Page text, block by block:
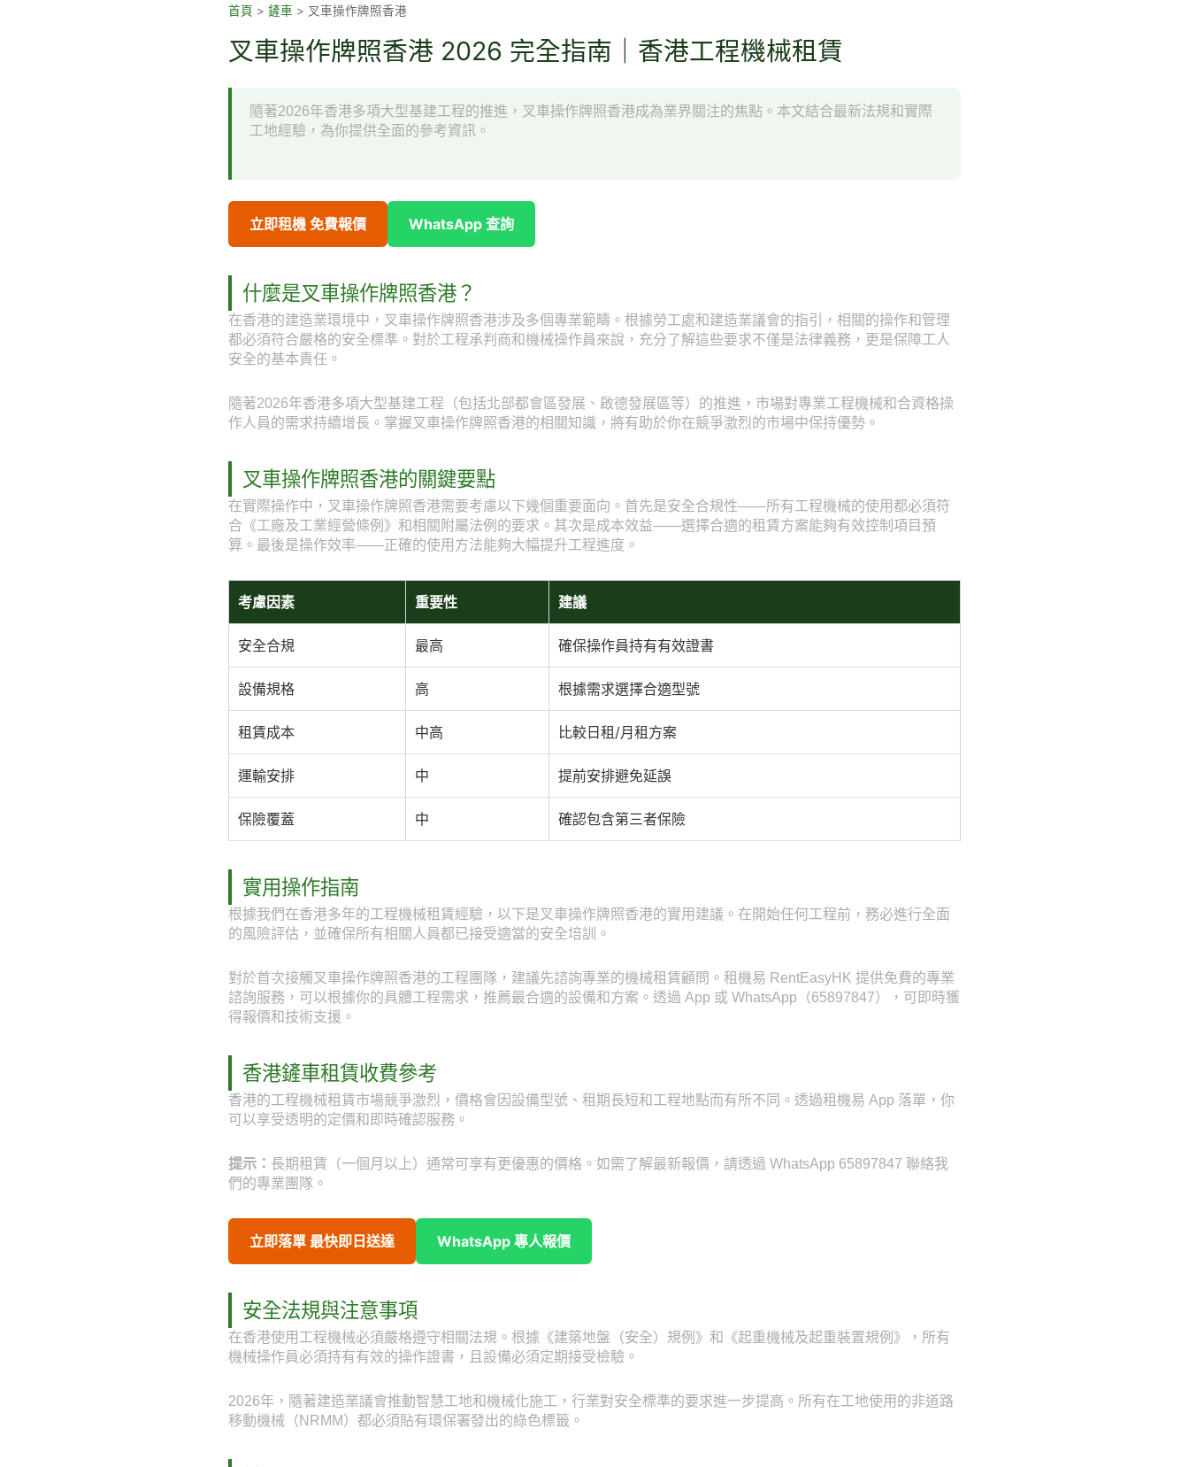
首頁 > 鏟車 > 叉車操作牌照香港
叉車操作牌照香港 2026 完全指南｜香港工程機械租賃
隨著2026年香港多項大型基建工程的推進，叉車操作牌照香港成為業界關注的焦點。本文結合最新法規和實際
工地經驗，為你提供全面的參考資訊。
立即租機 免費報價 WhatsApp 查詢
什麼是叉車操作牌照香港？
在香港的建造業環境中，叉車操作牌照香港涉及多個專業範疇。根據勞工處和建造業議會的指引，相關的操作和管理
都必須符合嚴格的安全標準。對於工程承判商和機械操作員來說，充分了解這些要求不僅是法律義務，更是保障工人
安全的基本責任。
隨著2026年香港多項大型基建工程（包括北部都會區發展、啟德發展區等）的推進，市場對專業工程機械和合資格操
作人員的需求持續增長。掌握叉車操作牌照香港的相關知識，將有助於你在競爭激烈的市場中保持優勢。
叉車操作牌照香港的關鍵要點
在實際操作中，叉車操作牌照香港需要考慮以下幾個重要面向。首先是安全合規性——所有工程機械的使用都必須符
合《工廠及工業經營條例》和相關附屬法例的要求。其次是成本效益——選擇合適的租賃方案能夠有效控制項目預
算。最後是操作效率——正確的使用方法能夠大幅提升工程進度。
考慮因素 重要性 建議
安全合規 最高 確保操作員持有有效證書
設備規格 高 根據需求選擇合適型號
租賃成本 中高 比較日租/月租方案
運輸安排 中 提前安排避免延誤
保險覆蓋 中 確認包含第三者保險
實用操作指南
根據我們在香港多年的工程機械租賃經驗，以下是叉車操作牌照香港的實用建議。在開始任何工程前，務必進行全面
的風險評估，並確保所有相關人員都已接受適當的安全培訓。
對於首次接觸叉車操作牌照香港的工程團隊，建議先諮詢專業的機械租賃顧問。租機易 RentEasyHK 提供免費的專業
諮詢服務，可以根據你的具體工程需求，推薦最合適的設備和方案。透過 App 或 WhatsApp（65897847），可即時獲
得報價和技術支援。
香港鏟車租賃收費參考
香港的工程機械租賃市場競爭激烈，價格會因設備型號、租期長短和工程地點而有所不同。透過租機易 App 落單，你
可以享受透明的定價和即時確認服務。
提示： 長期租賃（一個月以上）通常可享有更優惠的價格。如需了解最新報價，請透過 WhatsApp 65897847 聯絡我
們的專業團隊。
立即落單 最快即日送達 WhatsApp 專人報價
安全法規與注意事項
在香港使用工程機械必須嚴格遵守相關法規。根據《建築地盤（安全）規例》和《起重機械及起重裝置規例》，所有
機械操作員必須持有有效的操作證書，且設備必須定期接受檢驗。
2026年，隨著建造業議會推動智慧工地和機械化施工，行業對安全標準的要求進一步提高。所有在工地使用的非道路
移動機械（NRMM）都必須貼有環保署發出的綠色標籤。